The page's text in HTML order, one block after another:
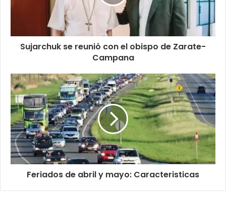
Sujarchuk se reunió con el obispo de Zarate-
Campana
Feriados de abril y mayo: Caracteristicas